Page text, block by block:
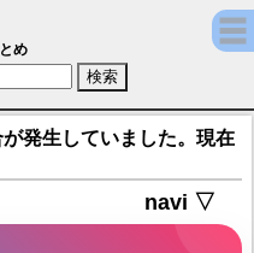
谷育江)【東京放課後
め
発生していました。現在
navi ▽